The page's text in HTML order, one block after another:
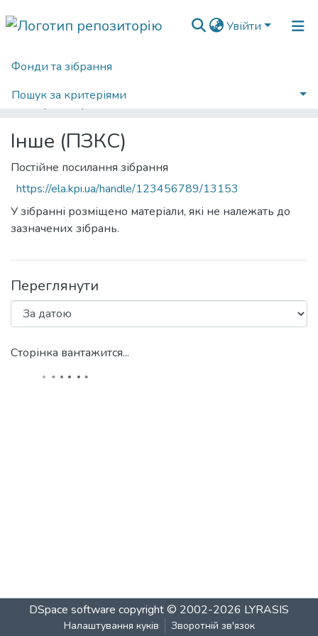
Увійти
Фонди та зібрання
Пошук за критеріями
Головна
Переглянути за датою
Інше (ПЗКС)
Постійне посилання зібрання
https://ela.kpi.ua/handle/123456789/13153
У зібранні розміщено матеріали, які не належать до
зазначених зібрань.
Переглянути
Сторінка вантажится...
DSpace software copyright © 2002-2026 LYRASIS
Налаштування куків Зворотній зв'язок